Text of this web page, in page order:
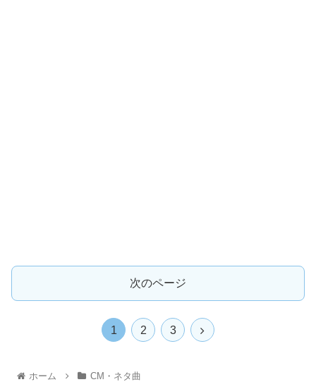
次のページ
1 2 3
ホーム CM・ネタ曲